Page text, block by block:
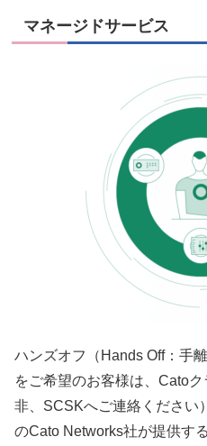
マネージドサービス
ハンズオフ（Hands Off：手
をご希望のお客様は、Cato
非、SCSKへご連絡ください
のCato Networks社が提供す